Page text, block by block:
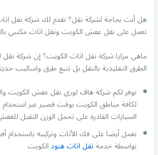
هل أنت بحاجة لشركة نقل؟ نقدم لك شركة نقل
تعمل على نقل عفش الكويت ونقل اثاث مكتبي
ماهي مزايا شركة نقل اثاث الكويت؟ إن شركة نقل
الطرق التقليدية بالنقل بل تتبع طرق واساليب
نوفر لكم شركة هاف لوري نقل عفش الكويت
لكافة مناطق الكويت بوقت قصير عبر استخدام
السيارات القادرة على تحمل الوزن الثقيل
نعمل أيضا على فك الأثاث وتركيبه باستخدام
بواسطة خدمةنقل اثاث هنودالكويت